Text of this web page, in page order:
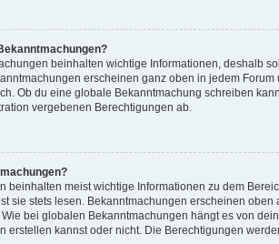
beinhalten wichtige Informationen, deshalb
erscheinen ganz oben in jedem
Ob du eine globale Bekanntmachung schreiben
vergebenen Berechtigungen ab.
beinhalten meist wichtige Informationen zu dem
sie stets lesen. Bekanntmachungen erscheinen oben
bei globalen Bekanntmachungen hängt es von
erstellen kannst oder nicht. Die Berechtigungen